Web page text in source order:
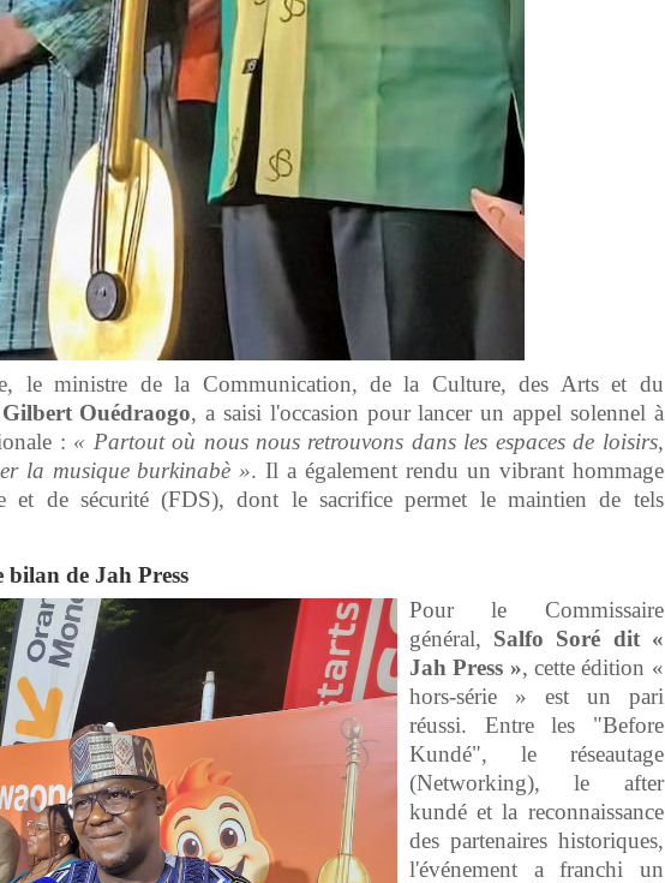
le ministre de la Communication, de la Culture, des Arts et du
Ouédraogo, a saisi l'occasion pour lancer un appel solennel à
: « Partout où nous nous retrouvons dans les espaces de loisirs,
la musique burkinabè ». Il a également rendu un vibrant hommage
et de sécurité (FDS), dont le sacrifice permet le maintien de tels
bilan de Jah Press
Pour le Commissaire
général, Salfo Soré dit «
Jah Press », cette édition «
hors-série » est un pari
réussi. Entre les "Before
Kundé", le réseautage
(Networking), le after
kundé et la reconnaissance
des partenaires historiques,
l'événement a franchi un